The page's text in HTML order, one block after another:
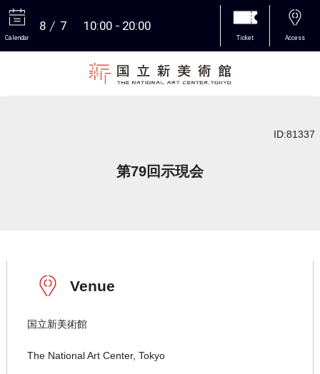
Calendar
8 7 10:00 20:00
Ticket Access
ID:81337
第79回示現会
Venue
国立新美術館
The National Art Center, Tokyo